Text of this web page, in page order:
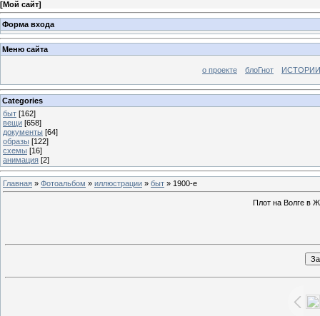
[Мой сайт]
Форма входа
Меню сайта
о проекте блоГнот
Categories
быт [162]
вещи [658]
документы [64]
образы [122]
схемы [16]
анимация [2]
Главная » Фотоальбом » иллюстрации » быт » 1900-е
Плот на Волге в